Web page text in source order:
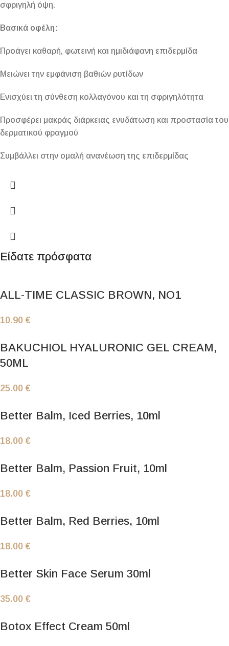
σφριγηλή όψη.
Βασικά οφέλη:
Προάγει καθαρή, φωτεινή και ημιδιάφανη επιδερμίδα
Μειώνει την εμφάνιση βαθιών ρυτίδων
Ενισχύει τη σύνθεση κολλαγόνου και τη σφριγηλότητα
Προσφέρει μακράς διάρκειας ενυδάτωση και προστασία του
δερματικού φραγμού
Συμβάλλει στην ομαλή ανανέωση της επιδερμίδας
Είδατε πρόσφατα
ALL-TIME CLASSIC BROWN, NO1
10.90 €
BAKUCHIOL HYALURONIC GEL CREAM,
50ML
25.00 €
Better Balm, Iced Berries, 10ml
18.00 €
Better Balm, Passion Fruit, 10ml
18.00 €
Better Balm, Red Berries, 10ml
18.00 €
Better Skin Face Serum 30ml
35.00 €
Botox Effect Cream 50ml